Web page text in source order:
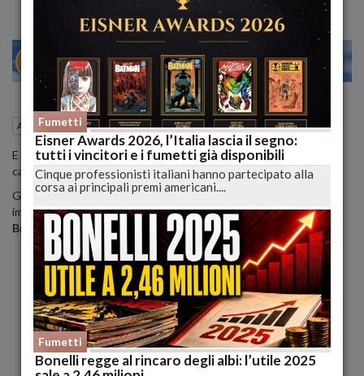
MILANO 24 28
Amici Animali 18 Aprile 2015 09:56
E così, dopoDudùeDudina, ancheHarley fece il suo ingresso in
casa Berlusconi.
Gente, sul numero in edicola da sabato 18 aprile, mostra le prime
immagini dellagolden retrieverregalata daMichela Vittoria
Brambilla
Silvio Berlusconi e Francesca Pascale
Fumetti
Eisner Awards 2026, l’Italia lascia il segno:
tutti i vincitori e i fumetti già disponibili
Cinque professionisti italiani hanno partecipato alla
corsa ai principali premi americani....
Fumetti
Bonelli regge al rincaro degli albi: l’utile 2025